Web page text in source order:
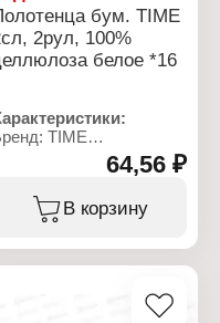
бум. TIME
2рул, 100%
белое *16
TIME
Тип товара: Полотенца
Вариация: двухслойные
Особенность: с
белый
64,56 ₽
В корзину